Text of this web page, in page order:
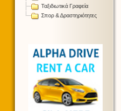
Ταξιδιωτικά Γραφεία
Σπορ & Δραστηριότητες